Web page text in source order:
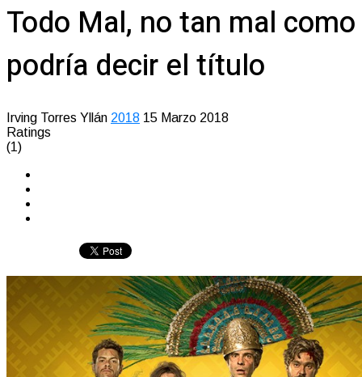
Todo Mal, no tan mal como
podría decir el título
Irving Torres Yllán 2018 15 Marzo 2018
Ratings
(1)